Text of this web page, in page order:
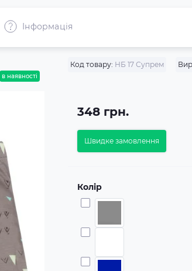
Iнформація
в наявності
Код товару: НБ 17 Супрем
348 грн.
Швидке замовлення
Колір